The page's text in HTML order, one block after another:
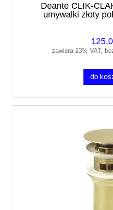
Deante CLIK-
umywalki złoty
zawiera 23% VAT,
do